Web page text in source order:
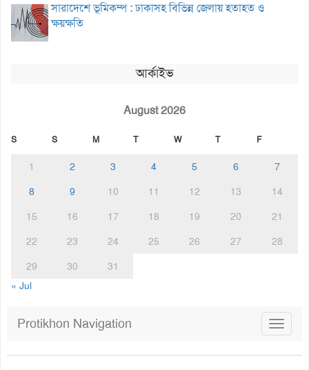
সারাদেশে ভূমিকম্প : ঢাকাসহ বিভিন্ন জেলায় হতাহত ও
ক্ষয়ক্ষতি
আর্কাইভ
August 2026
S S M T W T F
1 2 3 4 5 6
7
8
9 10 11 12 13
14
15
16 17 18 19 20
21
22
23 24 25 26 27
28
29
30
31
« Jul
Toggle
Protikhon Navigation